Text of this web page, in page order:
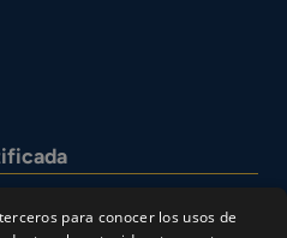
para conocer los usos de